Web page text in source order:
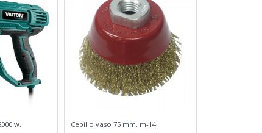
w. Cepillo vaso 75 mm. m-14